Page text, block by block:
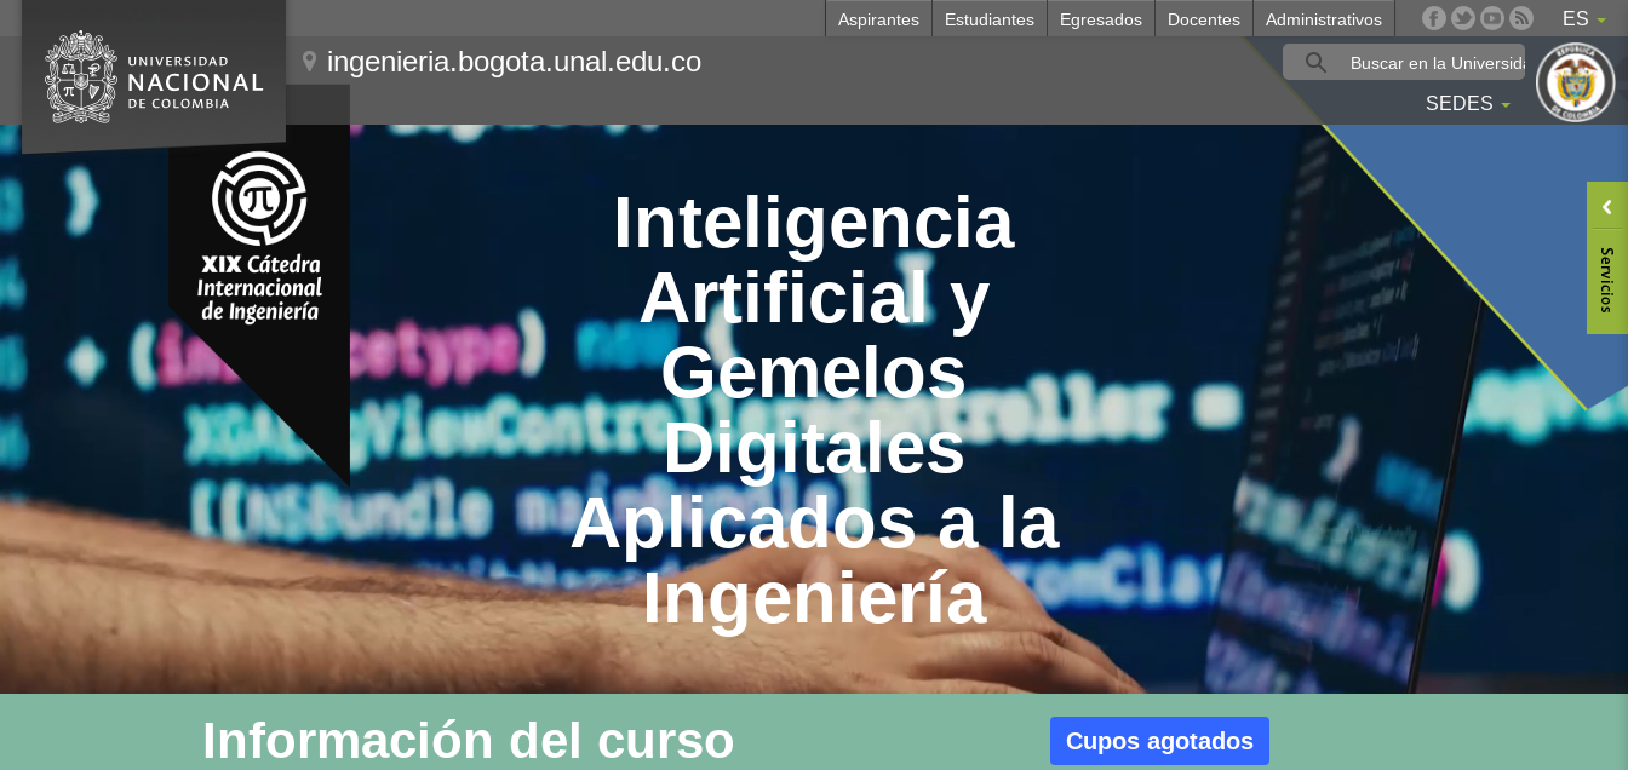
ES
Aspirantes Estudiantes Egresados Docentes Administrativos
ingenieria.bogota.unal.edu.co
SEDES
Inteligencia
Artificial y
Gemelos
Digitales
Aplicados a la
Ingeniería
Información del curso Cupos agotados